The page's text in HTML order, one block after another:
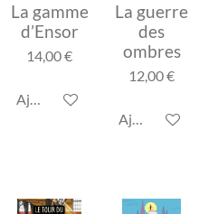
La gamme
d’Ensor
14,00 €
Ajouter au panier
La guerre
des
ombres
12,00 €
Ajouter au